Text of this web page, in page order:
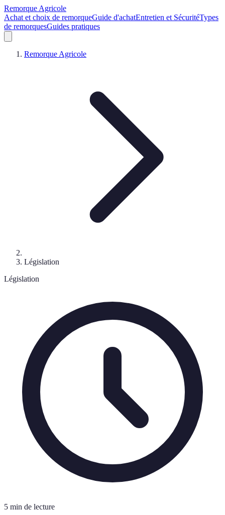
Remorque Agricole
Achat et choix de remorqueGuide d'achatEntretien et SécuritéTypes
de remorquesGuides pratiques
Remorque Agricole
Législation
Législation
5 min de lecture